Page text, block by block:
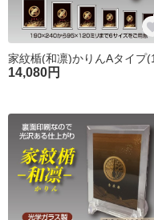
14,080円